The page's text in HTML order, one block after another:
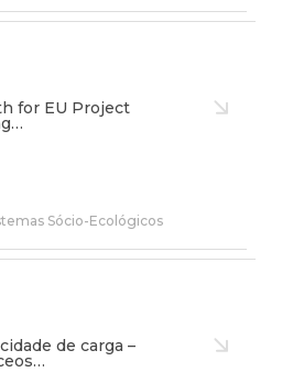
for EU Project
Sócio-Ecológicos
de carga –